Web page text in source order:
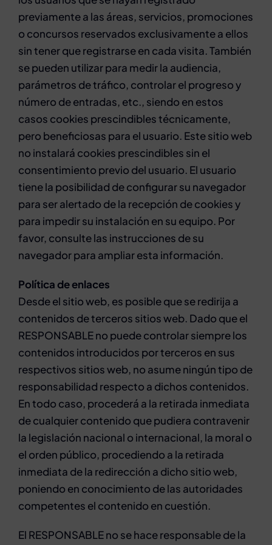
previamente a las áreas, servicios, promociones
o concursos reservados exclusivamente a ellos
sin tener que registrarse en cada visita. También
se pueden utilizar para medir la audiencia,
parámetros de tráfico, controlar el progreso y
número de entradas, etc., siendo en estos
casos cookies prescindibles técnicamente,
pero beneficiosas para el usuario. Este sitio web
no instalará cookies prescindibles sin el
consentimiento previo del usuario. El usuario
tiene la posibilidad de configurar su navegador
para ser alertado de la recepción de cookies y
para impedir su instalación en su equipo. Por
favor, consulte las instrucciones de su
navegador para ampliar esta información.
Política de enlaces
Desde el sitio web, es posible que se redirija a
contenidos de terceros sitios web. Dado que el
RESPONSABLE no puede controlar siempre los
contenidos introducidos por terceros en sus
respectivos sitios web, no asume ningún tipo de
responsabilidad respecto a dichos contenidos.
En todo caso, procederá a la retirada inmediata
de cualquier contenido que pudiera contravenir
la legislación nacional o internacional, la moral o
el orden público, procediendo a la retirada
inmediata de la redirección a dicho sitio web,
poniendo en conocimiento de las autoridades
competentes el contenido en cuestión.
El RESPONSABLE no se hace responsable de la